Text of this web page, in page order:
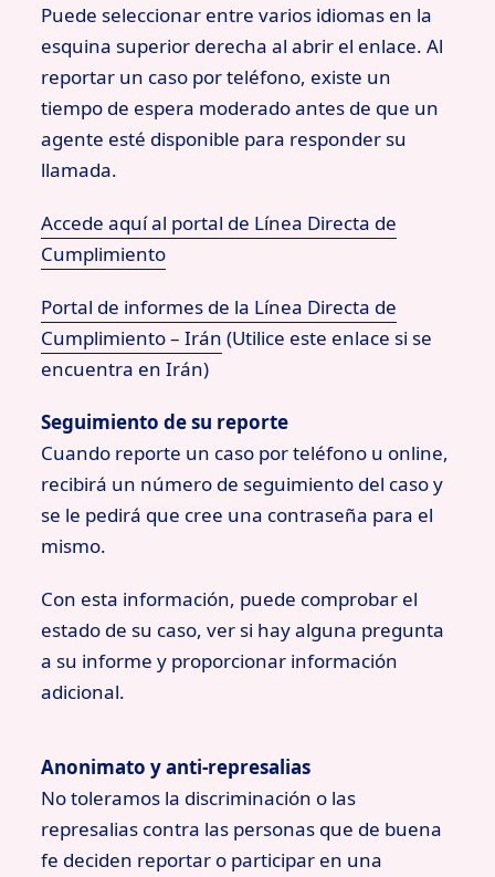
Puede seleccionar entre varios idiomas en la
esquina superior derecha al abrir el enlace. Al
reportar un caso por teléfono, existe un
tiempo de espera moderado antes de que un
agente esté disponible para responder su
llamada.
Accede aquí al portal de Línea Directa de
Cumplimiento
Portal de informes de la Línea Directa de
Cumplimiento – Irán (Utilice este enlace si se
encuentra en Irán)
Seguimiento de su reporte
Cuando reporte un caso por teléfono u online,
recibirá un número de seguimiento del caso y
se le pedirá que cree una contraseña para el
mismo.
Con esta información, puede comprobar el
estado de su caso, ver si hay alguna pregunta
a su informe y proporcionar información
adicional.
Anonimato y anti-represalias
No toleramos la discriminación o las
represalias contra las personas que de buena
fe deciden reportar o participar en una